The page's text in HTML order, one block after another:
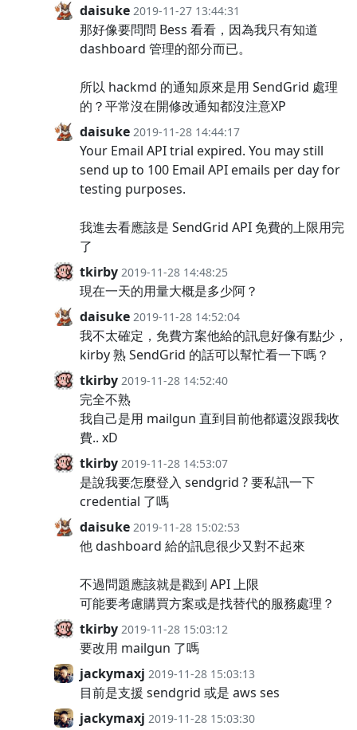
daisuke 2019-11-27 13:44:31
那好像要問問 Bess 看看，因為我只有知道
dashboard 管理的部分而已。
所以 hackmd 的通知原來是用 SendGrid 處理
的？平常沒在開修改通知都沒注意XP
daisuke 2019-11-28 14:44:17
Your Email API trial expired. You may still
send up to 100 Email API emails per day for
testing purposes.
我進去看應該是 SendGrid API 免費的上限用完
了
tkirby 2019-11-28 14:48:25
現在一天的用量大概是多少阿？
daisuke 2019-11-28 14:52:04
我不太確定，免費方案他給的訊息好像有點少，
kirby 熟 SendGrid 的話可以幫忙看一下嗎？
tkirby 2019-11-28 14:52:40
完全不熟
我自己是用 mailgun 直到目前他都還沒跟我收
費.. xD
tkirby 2019-11-28 14:53:07
是說我要怎麼登入 sendgrid ? 要私訊一下
credential 了嗎
daisuke 2019-11-28 15:02:53
他 dashboard 給的訊息很少又對不起來
不過問題應該就是戳到 API 上限
可能要考慮購買方案或是找替代的服務處理？
tkirby 2019-11-28 15:03:12
要改用 mailgun 了嗎
jackymaxj 2019-11-28 15:03:13
目前是支援 sendgrid 或是 aws ses
jackymaxj 2019-11-28 15:03:30